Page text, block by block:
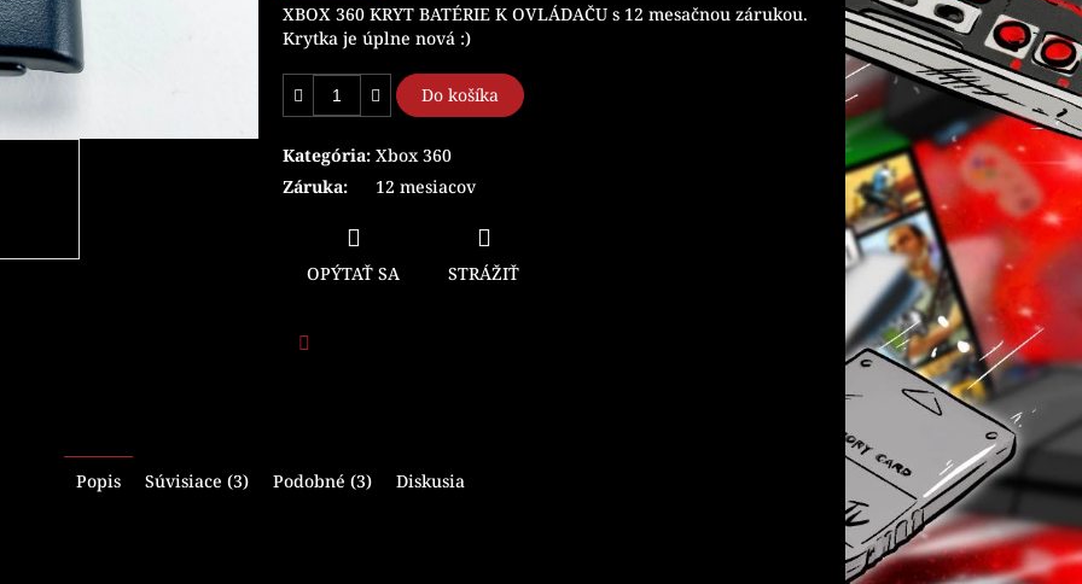
XBOX 360 KRYT BATÉRIE K OVLÁDAČU s 12 mesačnou zárukou.
Krytka je úplne nová :)
Do košíka
Kategória: Xbox 360
Záruka: 12 mesiacov
OPÝTAŤ SA STRÁŽIŤ
Popis Súvisiace (3) Podobné (3) Diskusia